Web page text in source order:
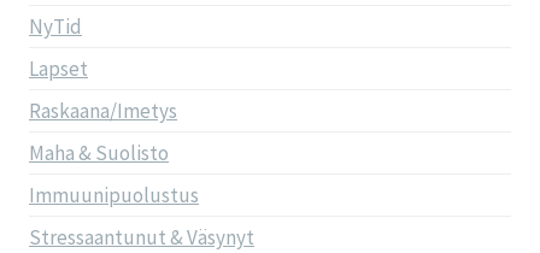
NyTid
Lapset
Raskaana/Imetys
Maha & Suolisto
Immuunipuolustus
Stressaantunut & Väsynyt